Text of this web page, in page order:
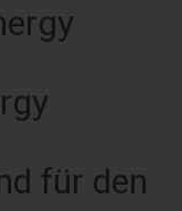
für den